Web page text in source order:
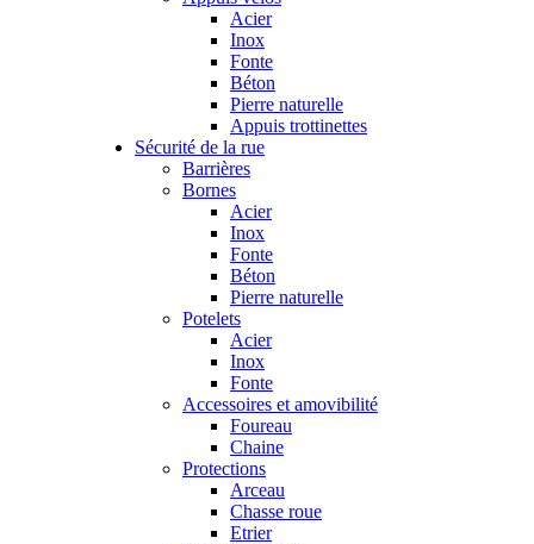
Acier
Inox
Fonte
Béton
Pierre naturelle
Appuis trottinettes
Sécurité de la rue
Barrières
Bornes
Acier
Inox
Fonte
Béton
Pierre naturelle
Potelets
Acier
Inox
Fonte
Accessoires et amovibilité
Foureau
Chaine
Protections
Arceau
Chasse roue
Etrier